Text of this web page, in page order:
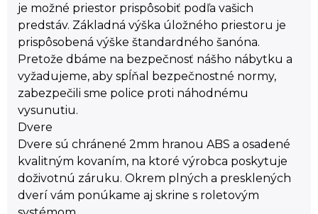
je možné priestor prispôsobiť podľa vašich
predstáv. Základná výška úložného priestoru je
prispôsobená výške štandardného šanóna.
Pretože dbáme na bezpečnosť nášho nábytku a
vyžadujeme, aby spĺňal bezpečnostné normy,
zabezpečili sme police proti náhodnému
vysunutiu.
Dvere
Dvere sú chránené 2mm hranou ABS a osadené
kvalitným kovaním, na ktoré výrobca poskytuje
doživotnú záruku. Okrem plných a presklených
dverí vám ponúkame aj skrine s roletovým